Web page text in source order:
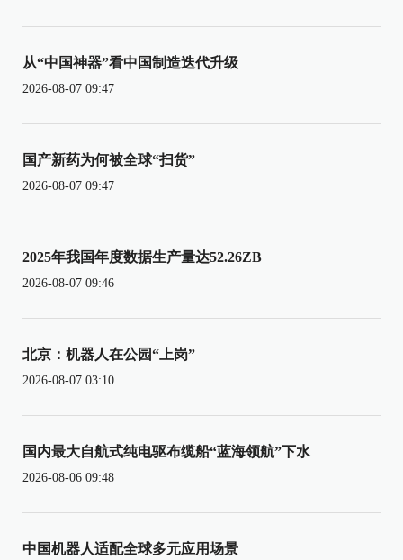
从“中国神器”看中国制造迭代升级
2026-08-07 09:47
国产新药为何被全球“扫货”
2026-08-07 09:47
2025年我国年度数据生产量达52.26ZB
2026-08-07 09:46
北京：机器人在公园“上岗”
2026-08-07 03:10
国内最大自航式纯电驱布缆船“蓝海领航”下水
2026-08-06 09:48
中国机器人适配全球多元应用场景